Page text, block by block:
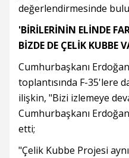
değerlendirmesinde
'BİRİLERİNİN ELİNDE
BİZDE DE ÇELİK KUBBE
Cumhurbaşkanı
toplantısında F-35'lere
ilişkin, "Bizi izlemeye
Cumhurbaşkanı
etti;
"Çelik Kubbe Projesi